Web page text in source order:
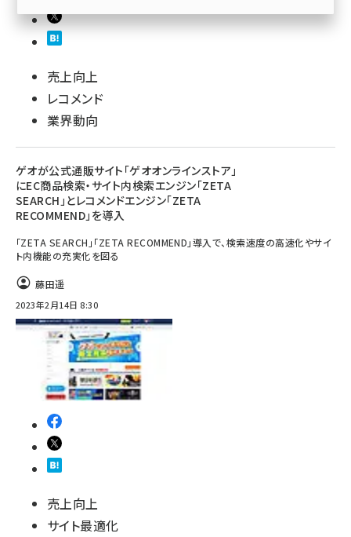
売上向上
レコメンド
業界動向
ゲオが公式通販サイト「ゲオオンラインストア」
にEC商品検索・サイト内検索エンジン「ZETA
SEARCH」とレコメンドエンジン「ZETA
RECOMMEND」を導入
「ZETA SEARCH」「ZETA RECOMMEND」導入で、検索速度の高速化やサイ
ト内機能の充実化を図る
藤田遥
2023年2月14日 8:30
売上向上
サイト最適化
参加登録はこちら↑